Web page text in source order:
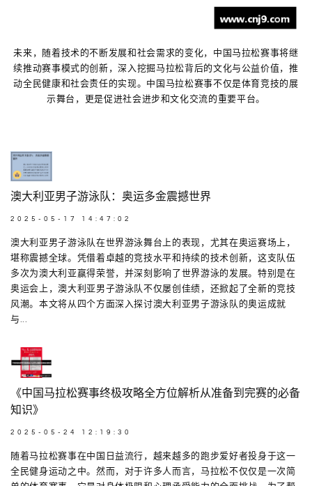
未来，随着技术的不断发展和社会需求的变化，中国马拉松赛事将继
续推动赛事模式的创新，深入挖掘马拉松背后的文化与公益价值，推
动全民健康和社会责任的实现。中国马拉松赛事不仅是体育竞技的展
示舞台，更是促进社会进步和文化交流的重要平台。
澳大利亚男子游泳队：奥运多金震撼世界
2025-05-17 14:47:02
澳大利亚男子游泳队在世界游泳舞台上的表现，尤其在奥运赛场上，
堪称震撼全球。凭借着卓越的竞技水平和持续的技术创新，这支队伍
多次为澳大利亚赢得荣誉，并深刻影响了世界游泳的发展。特别是在
奥运会上，澳大利亚男子游泳队不仅屡创佳绩，还掀起了全新的竞技
风潮。本文将从四个方面深入探讨澳大利亚男子游泳队的奥运成就
与...
《中国马拉松赛事终极攻略全方位解析从准备到完赛的必备
知识》
2025-05-24 12:19:30
随着马拉松赛事在中国日益流行，越来越多的跑步爱好者投身于这一
全民健身运动之中。然而，对于许多人而言，马拉松不仅仅是一次简